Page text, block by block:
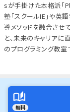
sが手掛けた本格派「
塾「スクールIE」や英
導メソッドを融合させ
と、未来のキャリア
のプログラミング教室
無料